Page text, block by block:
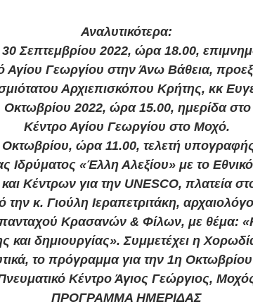
Αναλυτικότερα:
Σεπτεμβρίου 2022, ώρα 18.00,
Αγίου Γεωργίου στην Άνω Βάθεια,
Αρχιεπισκόπου Κρήτης, κκ
Οκτωβρίου 2022, ώρα 15.00, ημερίδα στο
Κέντρο Αγίου Γεωργίου στο Μοχό.
Οκτωβρίου, ώρα 11.00, τελετή
Ιδρύματος «Έλλη Αλεξίου» με το
Κέντρων για την UNESCO, πλατεία
την κ. Γιούλη Ιεραπετριτάκη,
Κρασανών & Φίλων, με θέμα:
και δημιουργίας». Συμμετέχει η
το πρόγραμμα για την 1η
Κέντρο Άγιος Γεώργιος,
ΠΡΟΓΡΑΜΜΑ ΗΜΕΡΙΔΑΣ